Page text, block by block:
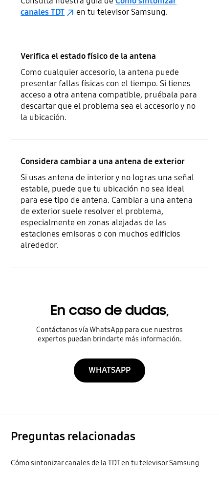
canales TDT
en tu televisor Samsung.
Verifica el estado físico de la antena
Como cualquier accesorio, la antena puede
presentar fallas físicas con el tiempo. Si tienes
acceso a otra antena compatible, pruébala para
descartar que el problema sea el accesorio y no
la ubicación.
Considera cambiar a una antena de exterior
Si usas antena de interior y no logras una señal
estable, puede que tu ubicación no sea ideal
para ese tipo de antena. Cambiar a una antena
de exterior suele resolver el problema,
especialmente en zonas alejadas de las
estaciones emisoras o con muchos edificios
alrededor.
En caso de dudas,
Contáctanos vía WhatsApp para que nuestros
expertos puedan brindarte más información.
WHATSAPP
Preguntas relacionadas
Cómo sintonizar canales de la TDT en tu televisor Samsung